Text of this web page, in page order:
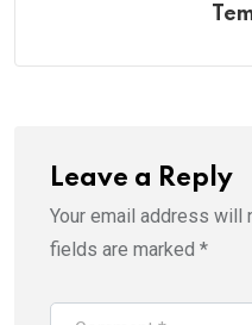
Leave a Reply
Your email address will
fields are marked *